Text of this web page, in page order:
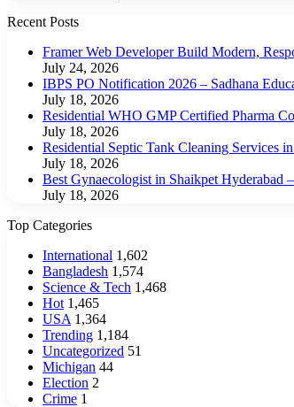
Recent Posts
Framer Web Developer Build Modern,
July 24, 2026
IBPS PO Notification 2026 – Sadhana
July 18, 2026
Residential WHO GMP Certified Pharma
July 18, 2026
Residential Septic Tank Cleaning Services
July 18, 2026
Best Gynaecologist in Shaikpet Hyderabad
July 18, 2026
Top Categories
International 1,602
Bangladesh 1,574
Science & Tech 1,468
Hot 1,465
USA 1,364
Trending 1,184
Uncategorized 51
Michigan 44
Election 2
Crime 1